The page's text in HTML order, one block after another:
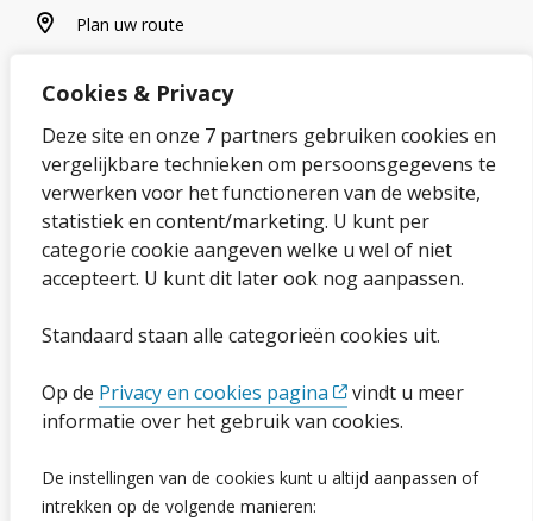
Cookies & Privacy
Deze site en onze 7 partners gebruiken cookies en
vergelijkbare technieken om persoonsgegevens te
verwerken voor het functioneren van de website,
statistiek en content/marketing. U kunt per
categorie cookie aangeven welke u wel of niet
accepteert. U kunt dit later ook nog aanpassen.
Standaard staan alle categorieën cookies uit.
Op de Privacy en cookies pagina
vindt u meer
informatie over het gebruik van cookies.
De instellingen van de cookies kunt u altijd aanpassen of
intrekken op de volgende manieren:
plan uw route
Plan uw route
Over onze website
Sitemap
Privacybeleid en cookies
Cookies wijzigen
Ga naar de pagina
Proclaimer en copyright